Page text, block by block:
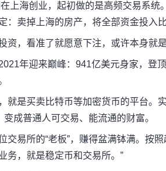
上海创业，起初做的是高频交易系
：卖掉上海的房产，将全部资金投入比
资，看准了就愿意下注，或许本身就
年迎来巅峰：941亿美元身家，
就是买卖比特币等加密货币的平台。
变成普通人可交易、能流通的财富。
交易所的“老板”，赚得盆满钵满。按
务，就是稳定币和交易所。”